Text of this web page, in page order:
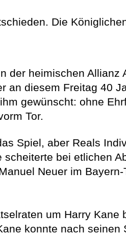
Die
der heimischen Allianz
an diesem Freitag 40
gewünscht: ohne
Tor.
Spiel, aber Reals
bei etlichen
Neuer im
um Harry Kane
konnte nach